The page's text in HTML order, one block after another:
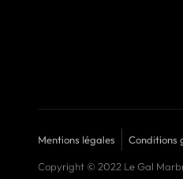
Mentions légales Conditions
Copyright © 2022 Le Gal